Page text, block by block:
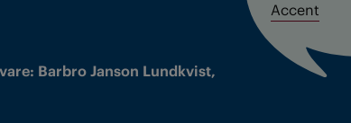
Barbro Janson Lundkvist,
Accent